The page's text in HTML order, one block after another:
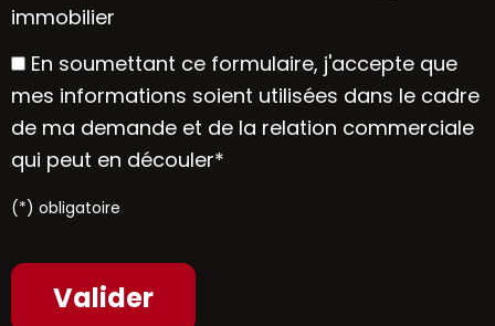
immobilier
En soumettant ce formulaire, j'accepte que
mes informations soient utilisées dans le cadre
de ma demande et de la relation commerciale
qui peut en découler*
(*) obligatoire